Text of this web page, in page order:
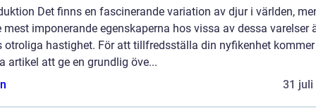
Det finns en fascinerande variation av djur i världen,
mest imponerande egenskaperna hos vissa av dessa varelser
otroliga hastighet. För att tillfredsställa din nyfikenhet kommer
artikel att ge en grundlig öve...
31 juli